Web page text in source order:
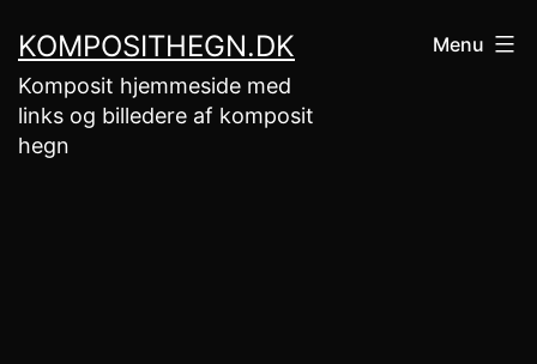
til
indhold
KOMPOSITHEGN.DK
Komposit hjemmeside med
links og billedere af komposit
hegn
Menu